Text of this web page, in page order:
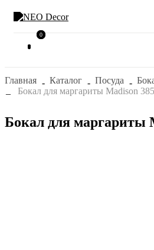
0
0
Главная Каталог Посуда
Бокал для маргариты Madison
Бокал для маргариты